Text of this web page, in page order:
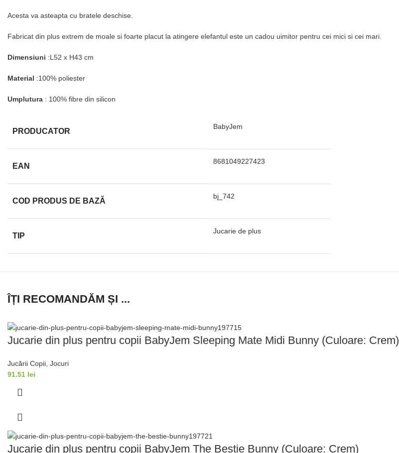
Acesta va asteapta cu bratele deschise.
Fabricat din plus extrem de moale si foarte placut la atingere elefantul este un cadou uimitor pentru cei mici si cei mari.
Dimensiuni :L52 x H43 cm
Material :100% poliester
Umplutura : 100% fibre din silicon
PRODUCATOR
BabyJem
EAN
8681049227423
COD PRODUS DE BAZĂ
bj_742
TIP
Jucarie de plus
ÎȚI RECOMANDĂM ȘI ...
Jucarie din plus pentru copii BabyJem Sleeping Mate Midi Bunny (Culoare: Crem)
Jucării Copii,Jocuri
91.51 lei
Jucarie din plus pentru copii BabyJem The Bestie Bunny (Culoare: Crem)